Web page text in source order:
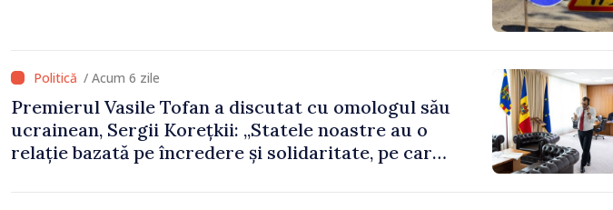
/ Acum 6 zile
Premierul Vasile Tofan a discutat cu omologul său
ucrainean, Sergii Korețkii: „Statele noastre au o
relație bazată pe încredere și solidaritate, pe care